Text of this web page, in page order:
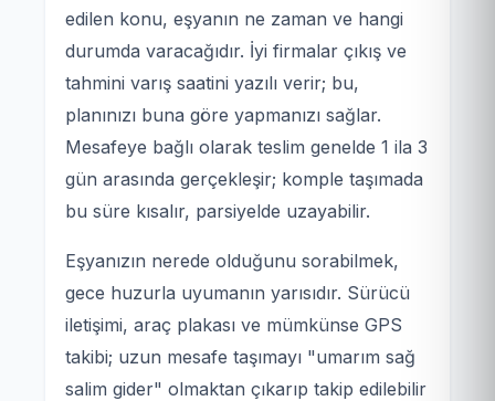
edilen konu, eşyanın ne zaman ve hangi
durumda varacağıdır. İyi firmalar çıkış ve
tahmini varış saatini yazılı verir; bu,
planınızı buna göre yapmanızı sağlar.
Mesafeye bağlı olarak teslim genelde 1 ila 3
gün arasında gerçekleşir; komple taşımada
bu süre kısalır, parsiyelde uzayabilir.
Eşyanızın nerede olduğunu sorabilmek,
gece huzurla uyumanın yarısıdır. Sürücü
iletişimi, araç plakası ve mümkünse GPS
takibi; uzun mesafe taşımayı "umarım sağ
salim gider" olmaktan çıkarıp takip edilebilir